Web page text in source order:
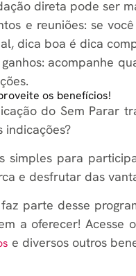
direta pode ser
e reuniões: se
dica boa é dica
acompanhe
os benefícios!
do Sem Parar
indicações?
simples para
e desfrutar das
parte desse
a oferecer! Acesse
e diversos outros